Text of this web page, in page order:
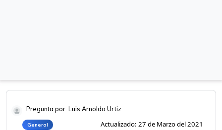
Pregunta por: Luis Arnoldo Urtiz
General Actualizado: 27 de Marzo del 2021